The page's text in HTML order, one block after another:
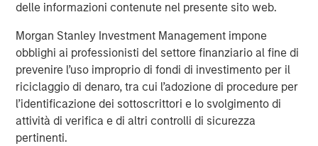
delle informazioni contenute nel presente sito web.
Morgan Stanley Investment Management impone
obblighi ai professionisti del settore finanziario al fine di
prevenire l’uso improprio di fondi di investimento per il
riciclaggio di denaro, tra cui l’adozione di procedure per
l’identificazione dei sottoscrittori e lo svolgimento di
attività di verifica e di altri controlli di sicurezza
pertinenti.
Hands-On Operational Improvement Key to
Creating Alpha in the Middle Market
The Author